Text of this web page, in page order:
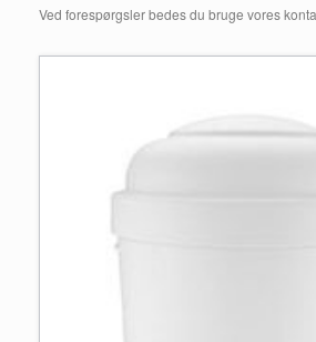
Ved forespørgsler bedes du bruge vores